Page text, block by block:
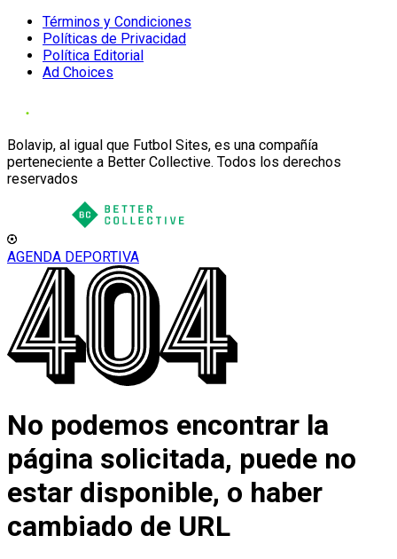
Términos y Condiciones
Políticas de Privacidad
Política Editorial
Ad Choices
Bolavip, al igual que Futbol Sites, es una compañía
perteneciente a Better Collective. Todos los derechos
reservados
AGENDA DEPORTIVA
No podemos encontrar la
página solicitada, puede no
estar disponible, o haber
cambiado de URL